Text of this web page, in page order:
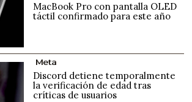
MacBook Pro con pantalla OLED
táctil confirmado para este año
Meta
Discord detiene temporalmente
la verificación de edad tras
críticas de usuarios